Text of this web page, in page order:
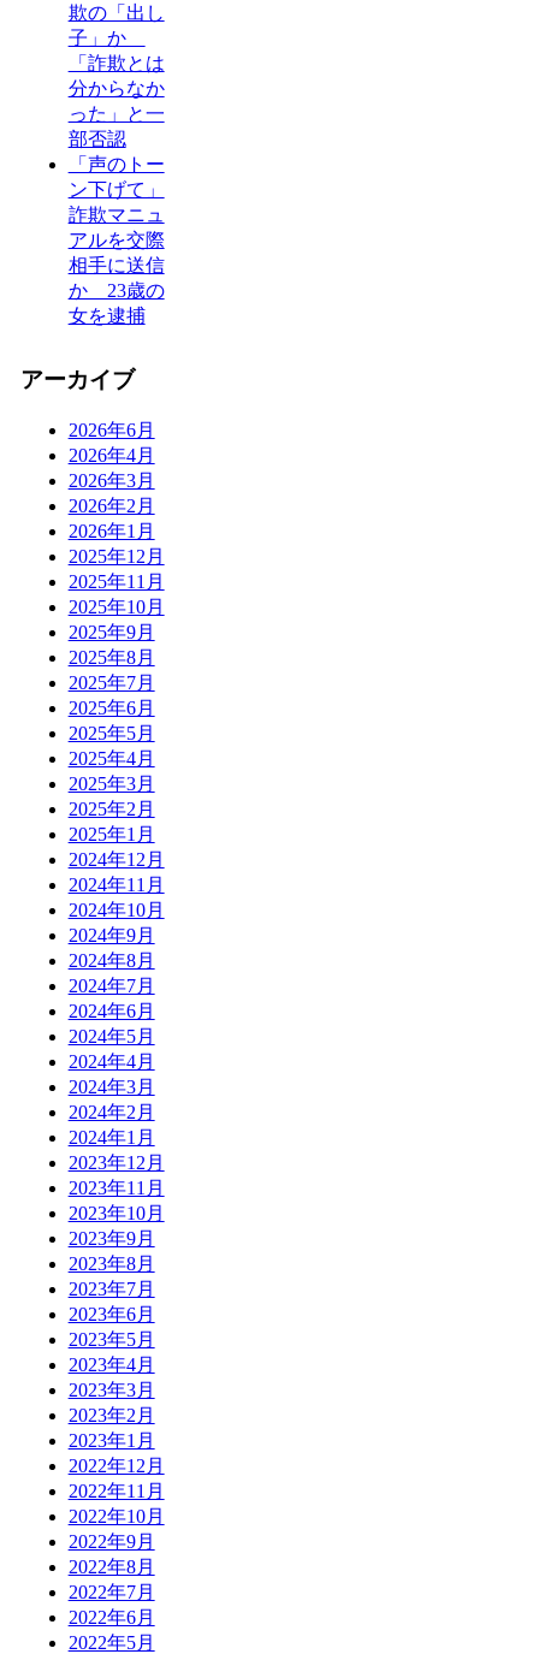
欺の「出し
子」か
「詐欺とは
分からなか
った」と一
部否認
「声のトー
ン下げて」
詐欺マニュ
アルを交際
相手に送信
か 23歳の
女を逮捕
アーカイブ
2026年6月
2026年4月
2026年3月
2026年2月
2026年1月
2025年12月
2025年11月
2025年10月
2025年9月
2025年8月
2025年7月
2025年6月
2025年5月
2025年4月
2025年3月
2025年2月
2025年1月
2024年12月
2024年11月
2024年10月
2024年9月
2024年8月
2024年7月
2024年6月
2024年5月
2024年4月
2024年3月
2024年2月
2024年1月
2023年12月
2023年11月
2023年10月
2023年9月
2023年8月
2023年7月
2023年6月
2023年5月
2023年4月
2023年3月
2023年2月
2023年1月
2022年12月
2022年11月
2022年10月
2022年9月
2022年8月
2022年7月
2022年6月
2022年5月